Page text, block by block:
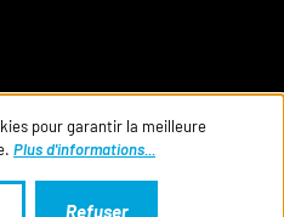
pour garantir la meilleure
Plus d'informations...
Refuser